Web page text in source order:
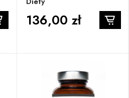
136,00 zł